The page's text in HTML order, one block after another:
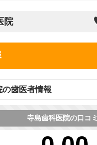
院
歯医者情報
寺島歯科医院の口コミ